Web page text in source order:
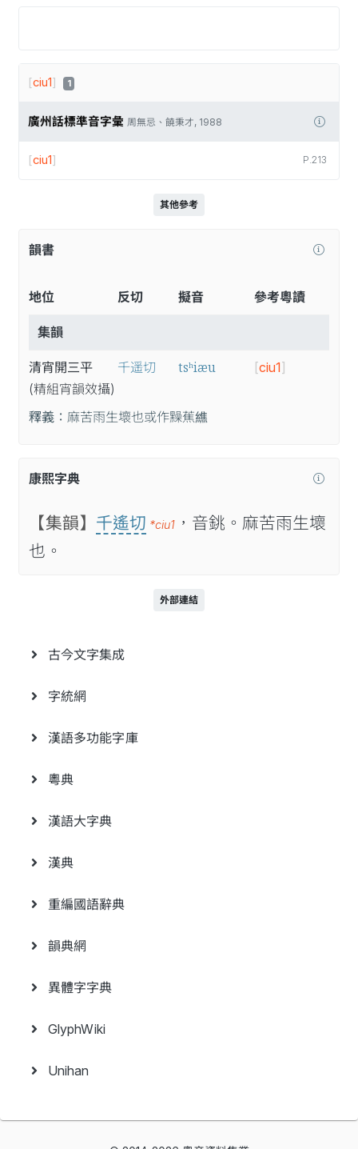
[ciu1] 1
廣州話標準音字彙 周無忌、饒秉才, 1988
P.213
[ciu1]
其他參考
韻書
地位 反切 擬音 參考粵讀
集韻
清宵開三平
(精組宵韻效攝)
千遥切 tsʰiæu [ciu1]
釋義： 麻苦雨生壞也或作䵲蕉𦅃
康熙字典
【集韻】 千遙切 *ciu1 ，音銚。麻苦雨生壞
也。
外部連結
古今文字集成
字統網
漢語多功能字庫
粵典
漢語大字典
漢典
重編國語辭典
韻典網
異體字字典
GlyphWiki
Unihan